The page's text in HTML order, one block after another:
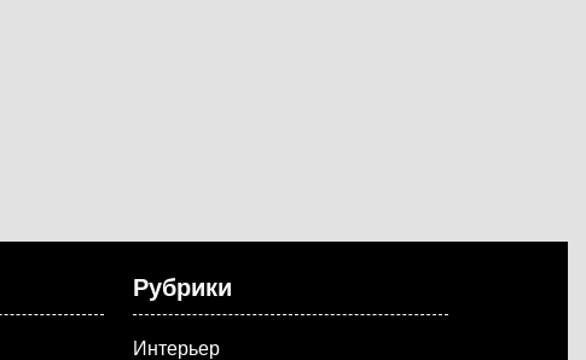
Рубрики
Интерьер